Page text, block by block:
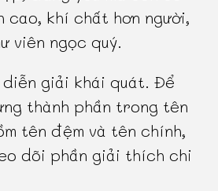
cao, khí chất hơn người,
viên ngọc quý.
giải khái quát. Để
thành phần trong tên
tên đệm và tên chính,
dõi phần giải thích chi